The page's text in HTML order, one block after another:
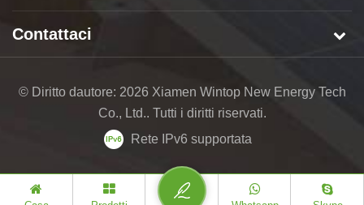
Contattaci
© Diritto dautore: 2026 Xiamen Wintop New Energy Tech
Co., Ltd.. Tutti i diritti riservati.
Rete IPv6 supportata